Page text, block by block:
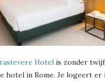
Hotel is zonder
hotel in Rome. Je logeert er